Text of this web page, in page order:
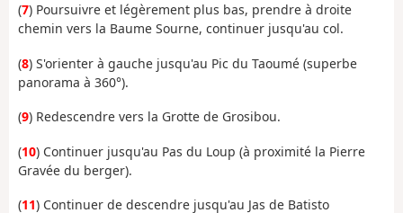
(7) Poursuivre et légèrement plus bas, prendre à droite
chemin vers la Baume Sourne, continuer jusqu'au col.
(8) S'orienter à gauche jusqu'au Pic du Taoumé (superbe
panorama à 360°).
(9) Redescendre vers la Grotte de Grosibou.
(10) Continuer jusqu'au Pas du Loup (à proximité la Pierre
Gravée du berger).
(11) Continuer de descendre jusqu'au Jas de Batisto